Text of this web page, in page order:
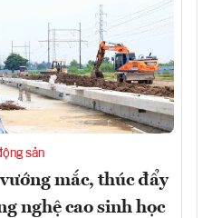
sản
mắc, thúc đẩy
nghệ cao sinh học